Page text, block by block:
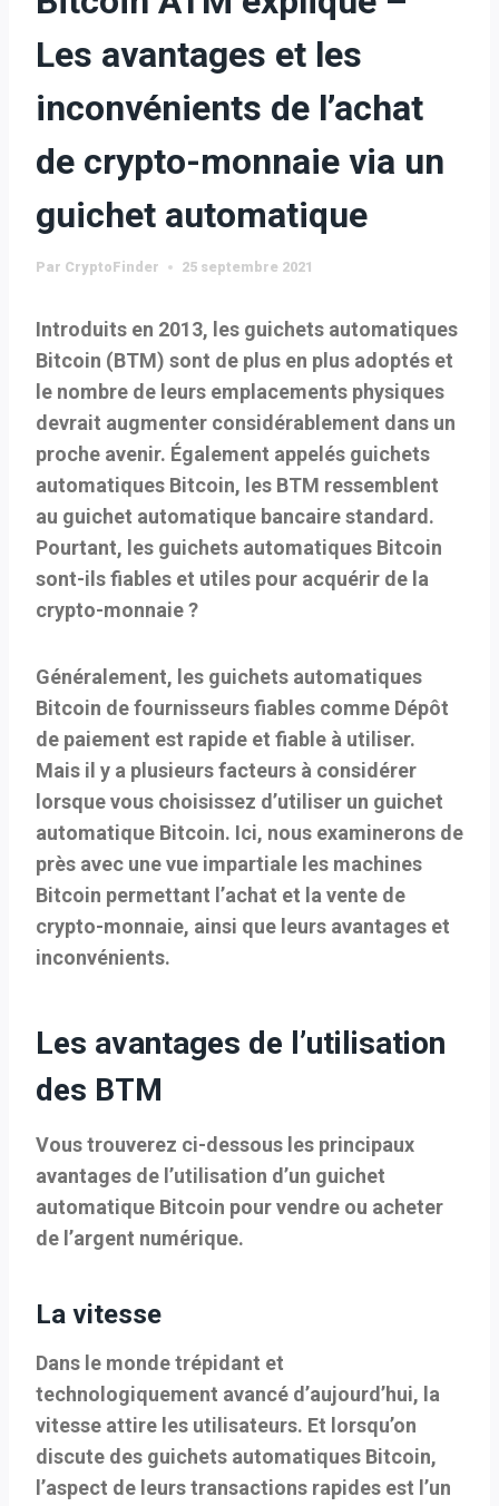
Les avantages et les
inconvénients de l’achat
de crypto-monnaie via un
guichet automatique
Par CryptoFinder 25 septembre 2021
Introduits en 2013, les guichets automatiques
Bitcoin (BTM) sont de plus en plus adoptés et
le nombre de leurs emplacements physiques
devrait augmenter considérablement dans un
proche avenir. Également appelés guichets
automatiques Bitcoin, les BTM ressemblent
au guichet automatique bancaire standard.
Pourtant, les guichets automatiques Bitcoin
sont-ils fiables et utiles pour acquérir de la
crypto-monnaie ?
Généralement, les guichets automatiques
Bitcoin de fournisseurs fiables comme Dépôt
de paiement est rapide et fiable à utiliser.
Mais il y a plusieurs facteurs à considérer
lorsque vous choisissez d’utiliser un guichet
automatique Bitcoin. Ici, nous examinerons de
près avec une vue impartiale les machines
Bitcoin permettant l’achat et la vente de
crypto-monnaie, ainsi que leurs avantages et
inconvénients.
Les avantages de l’utilisation
des BTM
Vous trouverez ci-dessous les principaux
avantages de l’utilisation d’un guichet
automatique Bitcoin pour vendre ou acheter
de l’argent numérique.
La vitesse
Dans le monde trépidant et
technologiquement avancé d’aujourd’hui, la
vitesse attire les utilisateurs. Et lorsqu’on
discute des guichets automatiques Bitcoin,
l’aspect de leurs transactions rapides est l’un